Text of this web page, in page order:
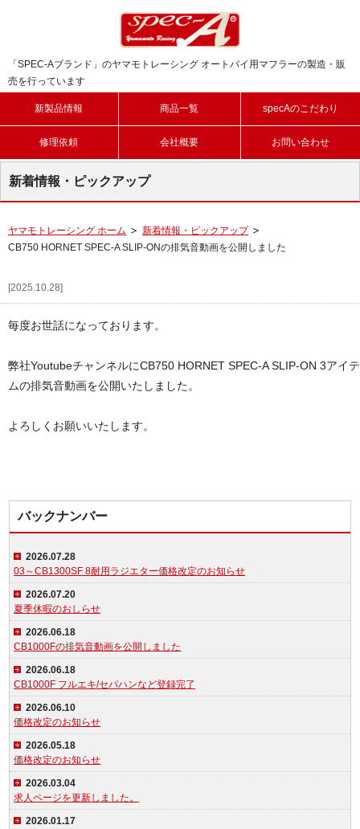
「SPEC-Aブランド」のヤマモトレーシング オートバイ用マフラーの製造・販
売を行っています
新製品情報 商品一覧 specAのこだわり
修理依頼 会社概要 お問い合わせ
新着情報・ピックアップ
ヤマモトレーシング ホーム
新着情報・ピックアップ
CB750 HORNET SPEC-A SLIP-ONの排気音動画を公開しました
[2025.10.28]
毎度お世話になっております。
弊社YoutubeチャンネルにCB750 HORNET SPEC-A SLIP-ON 3アイテ
ムの排気音動画を公開いたしました。
よろしくお願いいたします。
バックナンバー
2026.07.28
03～CB1300SF 8耐用ラジエター価格改定のお知らせ
2026.07.20
夏季休暇のおしらせ
2026.06.18
CB1000Fの排気音動画を公開しました
2026.06.18
CB1000F フルエキ/セパハンなど登録完了
2026.06.10
価格改定のお知らせ
2026.05.18
価格改定のお知らせ
2026.03.04
求人ページを更新しました。
2026.01.17